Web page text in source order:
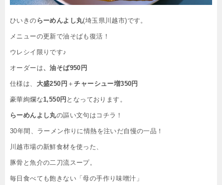
ひいきの らーめんよし丸(埼玉県川越市)です。
メニューの更新で油そばも復活！
ウレシイ限りです♪
オーダーは、油そば950円
仕様は、 大盛250円 ＋チャーシュー増350円
豪華絢爛な1,550円 となっております。
らーめんよし丸の謳い文句はコチラ！
30年間、ラーメン作りに情熱を注いだ自慢の一品！
川越市場の新鮮食材を使った、
豚骨と魚介の二刀流スープ。
毎日食べても飽きない「母の手作り味噌汁」